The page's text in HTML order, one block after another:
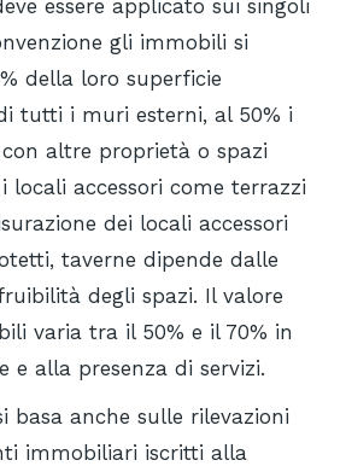
essere applicato sui singoli
gli immobili si
della loro superficie
tutti i muri esterni, al 50% i
altre proprietà o spazi
locali accessori come terrazzi
dei locali accessori
taverne dipende dalle
degli spazi. Il valore
varia tra il 50% e il 70% in
e alla presenza di servizi.
basa anche sulle rilevazioni
immobiliari iscritti alla